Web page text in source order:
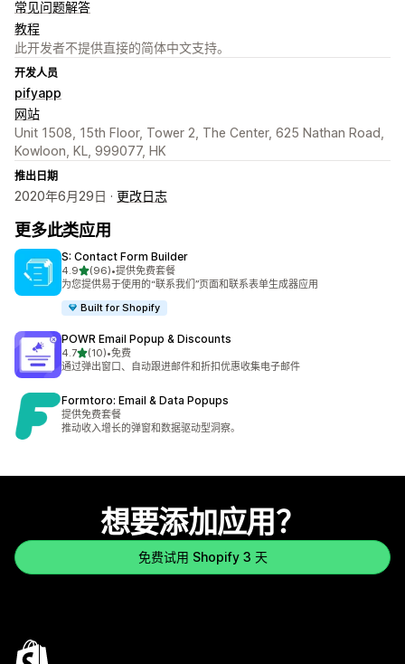
常见问题解答
教程
此开发者不提供直接的简体中文支持。
开发人员
pifyapp
网站
Unit 1508, 15th Floor, Tower 2, The Center, 625 Nathan Road,
Kowloon, KL, 999077, HK
推出日期
2020年6月29日 · 更改日志
更多此类应用
S: Contact Form Builder
4.9星（满分 5 星）
(96)
总共 96 条评论
•提供免费套餐
为您提供易于使用的“联系我们”页面和联系表单生成器应用
Built for Shopify
POWR Email Popup & Discounts
4.7星（满分 5 星）
(10)
总共 10 条评论
•免费
通过弹出窗口、自动跟进邮件和折扣优惠收集电子邮件
Formtoro: Email & Data Popups
提供免费套餐
推动收入增长的弹窗和数据驱动型洞察。
想要添加应用？
免费试用 Shopify 3 天